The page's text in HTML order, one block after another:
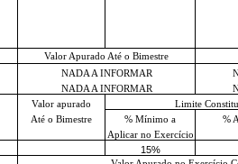
Valor Apurado Até o Bimestre
NADA A INFORMAR
NADA A INFORMAR
Valor apurado
Limite
Até o Bimestre % Mínimo a
%
Aplicar no Exercício
15%